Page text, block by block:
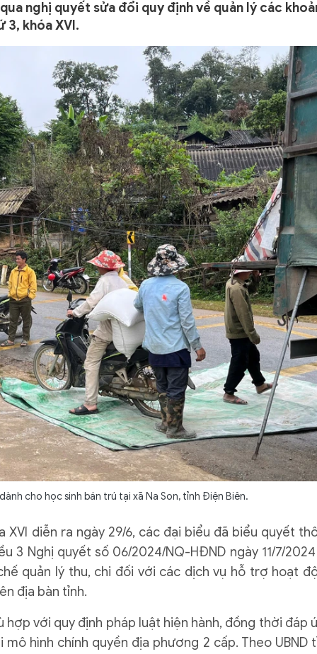
nghị quyết sửa đổi quy định về quản lý các
khóa XVI.
cho học sinh bán trú tại xã Na Son, tỉnh Điện Biên.
XVI diễn ra ngày 29/6, các đại biểu đã biểu quyết
3 Nghị quyết số 06/2024/NQ-HĐND ngày 11/7/
quản lý thu, chi đối với các dịch vụ hỗ trợ hoạt
địa bàn tỉnh.
với quy định pháp luật hiện hành, đồng thời đáp
hình chính quyền địa phương 2 cấp. Theo UBND